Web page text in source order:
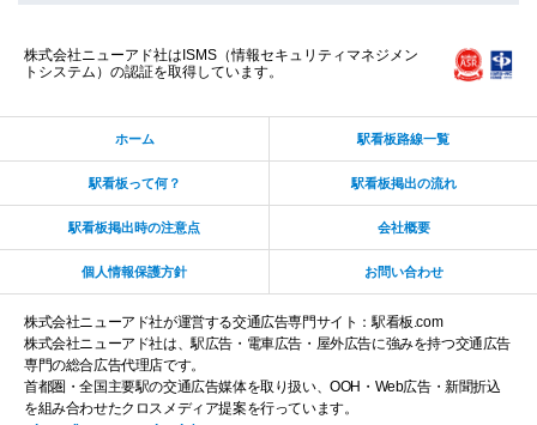
広告を出したい駅をお伝えください（相談無料）
株式会社ニューアド社はISMS（情報セキュリティマネジメン
トシステム）の認証を取得しています。
ホーム 駅看板路線一覧
駅看板って何？ 駅看板掲出の流れ
駅看板掲出時の注意点 会社概要
個人情報保護方針 お問い合わせ
株式会社ニューアド社が運営する交通広告専門サイト：駅看板.com
株式会社ニューアド社は、駅広告・電車広告・屋外広告に強みを持つ交通広告
専門の総合広告代理店です。
首都圏・全国主要駅の交通広告媒体を取り扱い、OOH・Web広告・新聞折込
を組み合わせたクロスメディア提案を行っています。